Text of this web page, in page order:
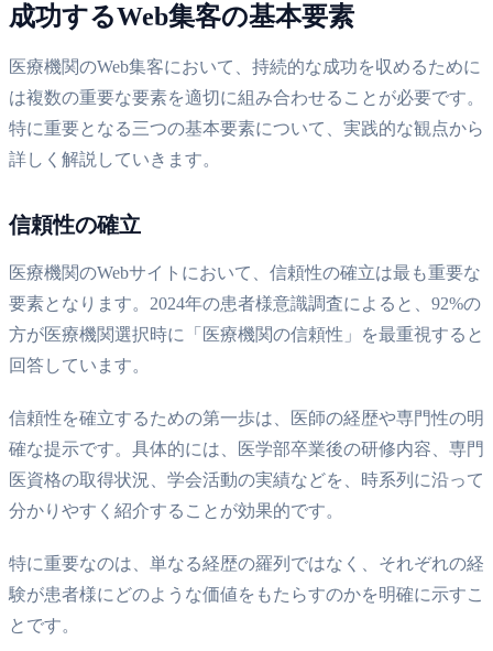
成功するWeb集客の基本要素
医療機関のWeb集客において、持続的な成功を収めるために
は複数の重要な要素を適切に組み合わせることが必要です。
特に重要となる三つの基本要素について、実践的な観点から
詳しく解説していきます。
信頼性の確立
医療機関のWebサイトにおいて、信頼性の確立は最も重要な
要素となります。2024年の患者様意識調査によると、92%の
方が医療機関選択時に「医療機関の信頼性」を最重視すると
回答しています。
信頼性を確立するための第一歩は、医師の経歴や専門性の明
確な提示です。具体的には、医学部卒業後の研修内容、専門
医資格の取得状況、学会活動の実績などを、時系列に沿って
分かりやすく紹介することが効果的です。
特に重要なのは、単なる経歴の羅列ではなく、それぞれの経
験が患者様にどのような価値をもたらすのかを明確に示すこ
とです。